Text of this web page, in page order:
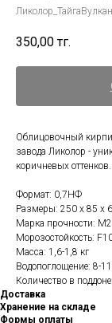
350,00 тг.
Облицовочный
завода Ликолор -
коричневых оттенков.
Формат: 0,7НФ
Размеры: 250 х 85 х
Марка прочности:
Морозостойкость:
Масса: 1,6-1,8 кг
Водопоглощение: 8-
Количество в
Доставка
Хранение на складе
Формы оплаты